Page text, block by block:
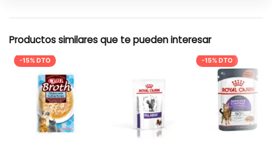
Productos similares que te pueden interesar
-15% DTO -15% DTO